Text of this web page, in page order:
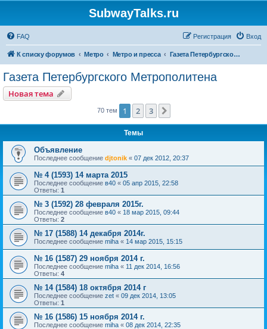
SubwayTalks.ru
FAQ Вход
Регистрация
К списку форумов Метро Метро и пресса Газета Петербургского Метрополитена
Газета Петербургского Метрополитена
Новая тема
70 тем 1 2 3
Темы
Объявление
Последнее сообщение djtonik « 07 дек 2012, 20:37
№ 4 (1593) 14 марта 2015
Последнее сообщение в40 « 05 апр 2015, 22:58
Ответы: 1
№ 3 (1592) 28 февраля 2015г.
Последнее сообщение в40 « 18 мар 2015, 09:44
Ответы: 2
№ 17 (1588) 14 декабря 2014г.
Последнее сообщение miha « 14 мар 2015, 15:15
№ 16 (1587) 29 ноября 2014 г.
Последнее сообщение miha « 11 дек 2014, 16:56
Ответы: 4
№ 14 (1584) 18 октября 2014 г
Последнее сообщение zet « 09 дек 2014, 13:05
Ответы: 1
№ 16 (1586) 15 ноября 2014 г.
Последнее сообщение miha « 08 дек 2014, 22:35